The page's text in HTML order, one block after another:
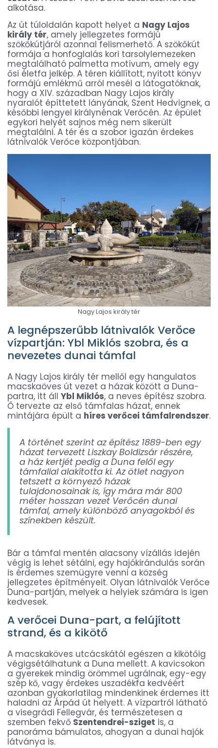
alkotása.
Az út túloldalán kapott helyet a Nagy Lajos
király tér, amely jellegzetes formájú
szökőkútjáról azonnal felismerhető. A szökőkút
formája a honfoglalás kori tarsolylemezeken
megtalálható palmetta motívum, amely egy
ősi életfa jelkép. A téren kiállított, nyitott könyv
formájú emlékmű arról mesél a látogatóknak,
hogy a XIV. században Nagy Lajos király
nyaralót építtetett lányának, Szent Hedvignek, a
későbbi lengyel királynénak Verőcén. Az épület
egykori helyét sajnos még nem sikerült
megtalálni. A tér és a szobor igazán érdekes
látnivalók Verőce központjában.
Nagy Lajos király tér
A legnépszerűbb látnivalók Verőce
vízpartján: Ybl Miklós szobra, és a
nevezetes dunai támfal
A Nagy Lajos király tér mellől egy hangulatos
macskaöves út vezet a házak között a Duna-
partra, itt áll Ybl Miklós, a neves építész szobra.
Ő tervezte az első támfalas házat, ennek
mintájára épült a híres verőcei támfalrendszer.
A történet szerint az építész 1889-ben egy
házat tervezett Liszkay Boldizsár részére,
a ház kertjét pedig a Duna felől egy
támfallal alakította ki. Az ötlet nagyon
tetszett a környező házak
tulajdonosainak is, így mára már 800
méter hosszan vezet Verőcén dunai
támfal, amely különböző anyagokból és
színekben készült.
Bár a támfal mentén alacsony vízállás idején
végig is lehet sétálni, egy hajókirándulás során
is érdemes szemügyre venni a község
jellegzetes építményeit. Olyan látnivalók Verőce
Duna-partján, melyek a helyiek számára is igen
kedvesek.
A verőcei Duna-part, a felújított
strand, és a kikötő
A macskaköves utcácskától egészen a kikötőig
végigsétálhatunk a Duna mellett. A kavicsokon
a gyerekek mindig örömmel ugrálnak, egy-egy
szép kő, vagy érdekes uszadékfa kedvéért
azonban gyakorlatilag mindenkinek érdemes itt
haladni az Árpád út helyett. A vízpartról látható
a visegrádi Fellegvár, és természetesen a
szemben fekvő Szentendrei-sziget is, a
panoráma bámulatos, ahogyan a dunai hajók
látványa is.